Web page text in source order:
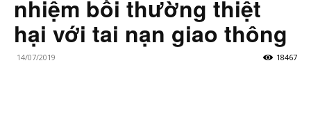
nhiệm bồi thường thiệt
hại với tai nạn giao thông
14/07/2019 18467